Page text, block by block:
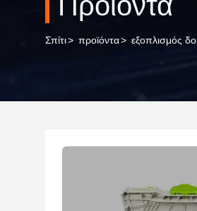
Σπίτι> προϊόντα> εξοπλισμός